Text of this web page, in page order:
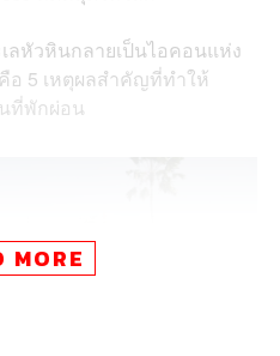
ลหัวหินกลายเป็นไอคอนแห่ง
อ 5 เหตุผลสำคัญที่ทำให้
ที่พักผ่อน
MORE